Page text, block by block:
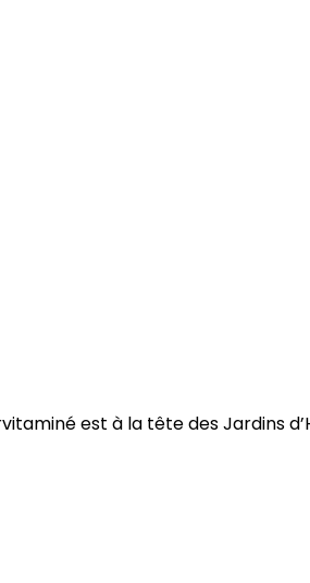
est à la tête des Jardins